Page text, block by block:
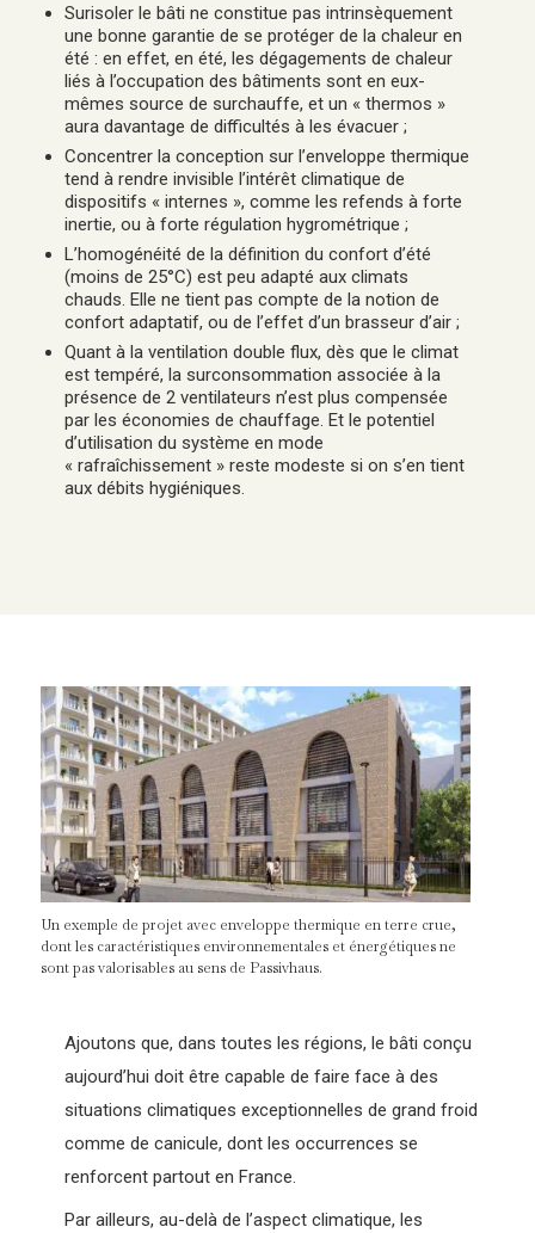
Surisoler le bâti ne constitue pas intrinsèquement
une bonne garantie de se protéger de la chaleur en
été : en effet, en été, les dégagements de chaleur
liés à l’occupation des bâtiments sont en eux-
mêmes source de surchauffe, et un « thermos »
aura davantage de difficultés à les évacuer ;
Concentrer la conception sur l’enveloppe thermique
tend à rendre invisible l’intérêt climatique de
dispositifs « internes », comme les refends à forte
inertie, ou à forte régulation hygrométrique ;
L’homogénéité de la définition du confort d’été
(moins de 25°C) est peu adapté aux climats
chauds. Elle ne tient pas compte de la notion de
confort adaptatif, ou de l’effet d’un brasseur d’air ;
Quant à la ventilation double flux, dès que le climat
est tempéré, la surconsommation associée à la
présence de 2 ventilateurs n’est plus compensée
par les économies de chauffage. Et le potentiel
d’utilisation du système en mode
« rafraîchissement » reste modeste si on s’en tient
aux débits hygiéniques.
Ajoutons que, dans toutes les régions, le bâti conçu
aujourd’hui doit être capable de faire face à des
situations climatiques exceptionnelles de grand froid
comme de canicule, dont les occurrences se
renforcent partout en France.
Par ailleurs, au-delà de l’aspect climatique, les
Un exemple de projet avec enveloppe thermique en terre crue,
dont les caractéristiques environnementales et énergétiques ne
sont pas valorisables au sens de Passivhaus.